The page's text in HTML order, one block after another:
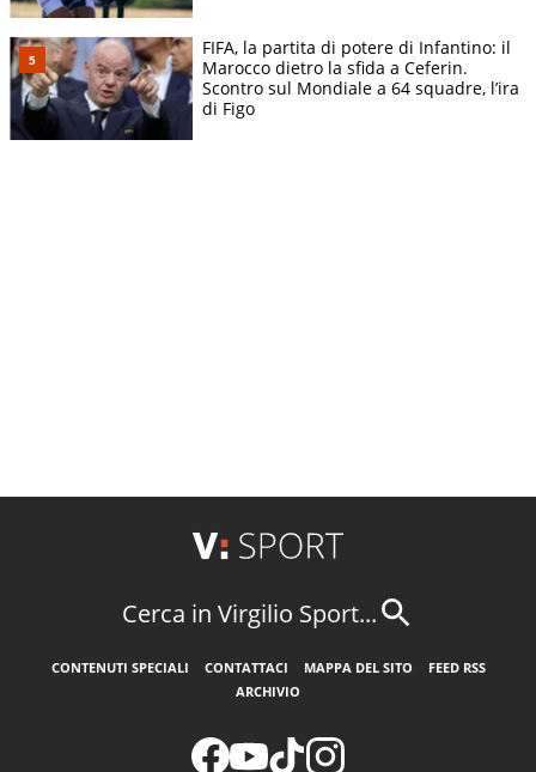
FIFA, la partita di potere di Infantino: il
Marocco dietro la sfida a Ceferin.
Scontro sul Mondiale a 64 squadre, l’ira
di Figo
Cerca in Virgilio Sport...
CONTENUTI SPECIALI CONTATTACI MAPPA DEL SITO
FEED RSS
ARCHIVIO